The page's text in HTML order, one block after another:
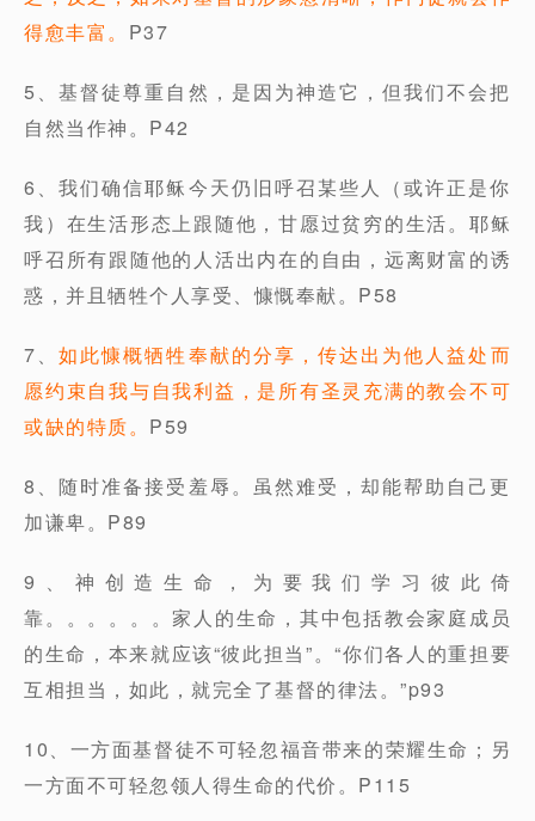
得愈丰富。 P37
5、基督徒尊重自然，是因为神造它，但我们不会把
自然当作神。P42
6、我们确信耶稣今天仍旧呼召某些人（或许正是你
我）在生活形态上跟随他，甘愿过贫穷的生活。耶稣
呼召所有跟随他的人活出内在的自由，远离财富的诱
惑，并且牺牲个人享受、慷慨奉献。P58
7、如此慷概牺牲奉献的分享，传达出为他人益处而
愿约束自我与自我利益，是所有圣灵充满的教会不可
或缺的特质。 P59
8、随时准备接受羞辱。虽然难受，却能帮助自己更
加谦卑。P89
9、神创造生命，为要我们学习彼此倚
靠。。。。。。家人的生命，其中包括教会家庭成员
的生命，本来就应该“彼此担当”。“你们各人的重担要
互相担当，如此，就完全了基督的律法。”p93
10、一方面基督徒不可轻忽福音带来的荣耀生命；另
一方面不可轻忽领人得生命的代价。P115